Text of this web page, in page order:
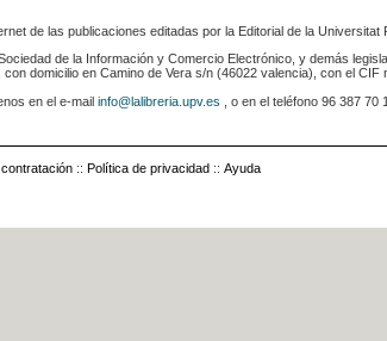
de las publicaciones editadas por la Editorial de la Universitat
de la Información y Comercio Electrónico, y demás
domicilio en Camino de Vera s/n (46022 valencia), con el CIF
en el e-mail info@lalibreria.upv.es , o en el teléfono 96 387 70
:: Política de privacidad :: Ayuda